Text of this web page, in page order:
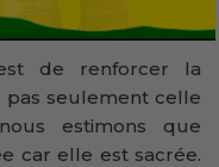
de renforcer la
seulement celle
estimons que
car elle est sacrée.